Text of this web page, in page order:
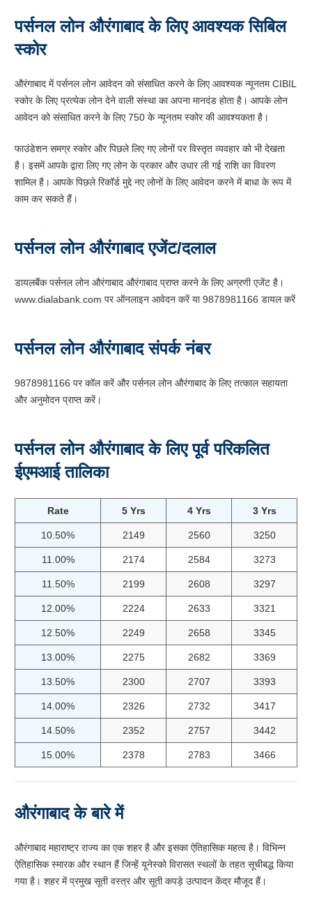
पर्सनल लोन औरंगाबाद के लिए आवश्यक सिबिल
स्कोर
औरंगाबाद में पर्सनल लोन आवेदन को संसाधित करने के लिए आवश्यक न्यूनतम CIBIL
स्कोर के लिए प्रत्येक लोन देने वाली संस्था का अपना मानदंड होता है। आपके लोन
आवेदन को संसाधित करने के लिए 750 के न्यूनतम स्कोर की आवश्यकता है।
फाउंडेशन समग्र स्कोर और पिछले लिए गए लोनों पर विस्तृत व्यवहार को भी देखता
है। इसमें आपके द्वारा लिए गए लोन के प्रकार और उधार ली गई राशि का विवरण
शामिल है। आपके पिछले रिकॉर्ड मुद्दे नए लोनों के लिए आवेदन करने में बाधा के रूप में
काम कर सकते हैं।
पर्सनल लोन औरंगाबाद एजेंट/दलाल
डायलबैंक पर्सनल लोन औरंगाबाद औरंगाबाद प्राप्त करने के लिए अग्रणी एजेंट है।
www.dialabank.com पर ऑनलाइन आवेदन करें या 9878981166 डायल करें
पर्सनल लोन औरंगाबाद संपर्क नंबर
9878981166 पर कॉल करें और पर्सनल लोन औरंगाबाद के लिए तत्काल सहायता
और अनुमोदन प्राप्त करें।
पर्सनल लोन औरंगाबाद के लिए पूर्व परिकलित
ईएमआई तालिका
Rate 5 Yrs 4 Yrs 3 Yrs
10.50% 2149 2560 3250
11.00% 2174 2584 3273
11.50% 2199 2608 3297
12.00% 2224 2633 3321
12.50% 2249 2658 3345
13.00% 2275 2682 3369
13.50% 2300 2707 3393
14.00% 2326 2732 3417
14.50% 2352 2757 3442
15.00% 2378 2783 3466
औरंगाबाद के बारे में
औरंगाबाद महाराष्ट्र राज्य का एक शहर है और इसका ऐतिहासिक महत्व है। विभिन्न
ऐतिहासिक स्मारक और स्थान हैं जिन्हें यूनेस्को विरासत स्थलों के तहत सूचीबद्ध किया
गया है। शहर में प्रमुख सूती वस्त्र और सूती कपड़े उत्पादन केंद्र मौजूद हैं।